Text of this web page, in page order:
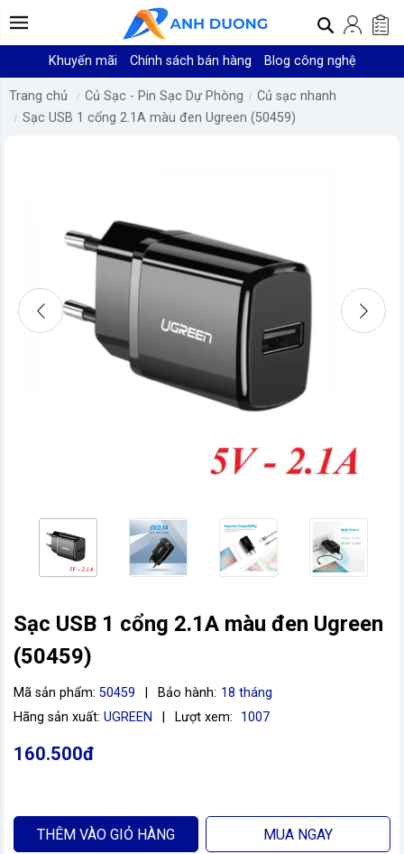
Khuyến mãi Chính sách bán hàng Blog công nghệ
Trang chủ Củ Sạc - Pin Sạc Dự Phòng
Củ sạc nhanh
Sạc USB 1 cổng 2.1A màu đen Ugreen (50459)
Sạc USB 1 cổng 2.1A màu đen Ugreen
(50459)
Mã sản phẩm: 50459 Bảo hành: 18 tháng
Hãng sản xuất: UGREEN Lượt xem: 1007
160.500đ
THÊM VÀO GIỎ HÀNG MUA NGAY